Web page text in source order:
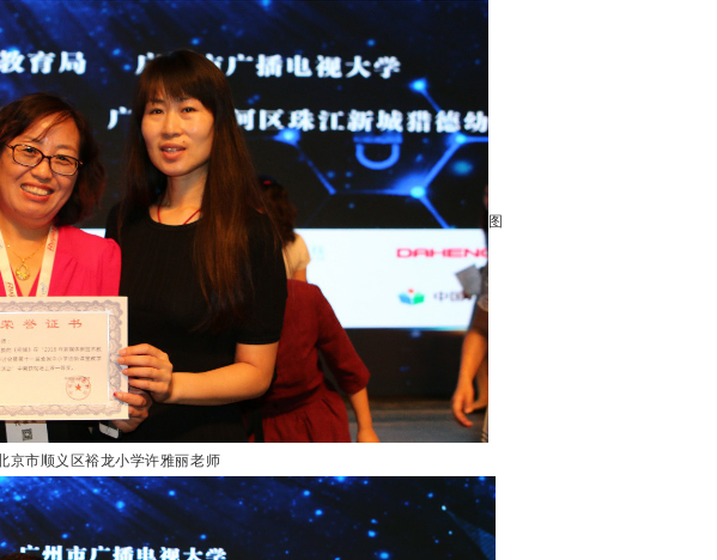
图
京市顺义区裕龙小学许雅丽老师